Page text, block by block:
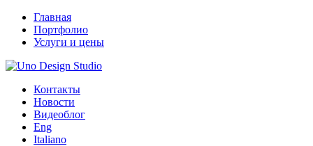
Главная
Портфолио
Услуги и цены
Контакты
Новости
Видеоблог
Eng
Italiano